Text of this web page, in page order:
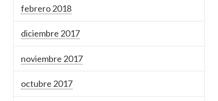
febrero 2018
diciembre 2017
noviembre 2017
octubre 2017